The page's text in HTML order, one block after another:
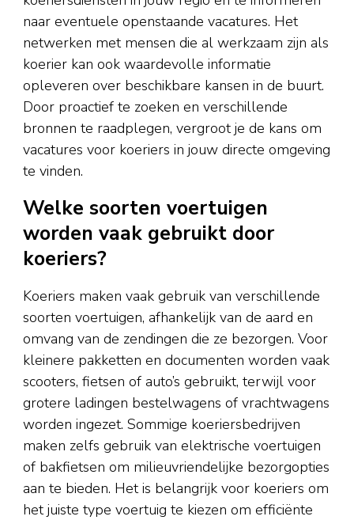
naar eventuele openstaande vacatures. Het
netwerken met mensen die al werkzaam zijn als
koerier kan ook waardevolle informatie
opleveren over beschikbare kansen in de buurt.
Door proactief te zoeken en verschillende
bronnen te raadplegen, vergroot je de kans om
vacatures voor koeriers in jouw directe omgeving
te vinden.
Welke soorten voertuigen
worden vaak gebruikt door
koeriers?
Koeriers maken vaak gebruik van verschillende
soorten voertuigen, afhankelijk van de aard en
omvang van de zendingen die ze bezorgen. Voor
kleinere pakketten en documenten worden vaak
scooters, fietsen of auto’s gebruikt, terwijl voor
grotere ladingen bestelwagens of vrachtwagens
worden ingezet. Sommige koeriersbedrijven
maken zelfs gebruik van elektrische voertuigen
of bakfietsen om milieuvriendelijke bezorgopties
aan te bieden. Het is belangrijk voor koeriers om
het juiste type voertuig te kiezen om efficiënte